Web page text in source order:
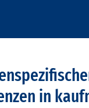
in